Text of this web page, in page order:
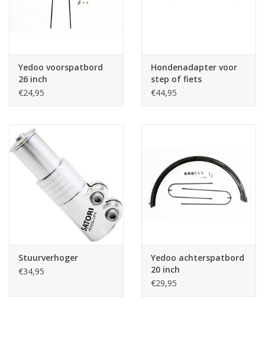
Yedoo voorspatbord
26 inch
€24,95
Hondenadapter voor
step of fiets
€44,95
Stuurverhoger
€34,95
Yedoo achterspatbord
20 inch
€29,95